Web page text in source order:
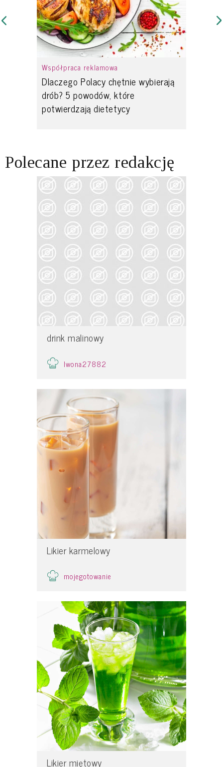
Współpraca reklamowa
Dlaczego Polacy chętnie wybierają
drób? 5 powodów, które
potwierdzają dietetycy
Polecane przez redakcję
drink malinowy
Iwona27882
Likier karmelowy
mojegotowanie
Likier miętowy